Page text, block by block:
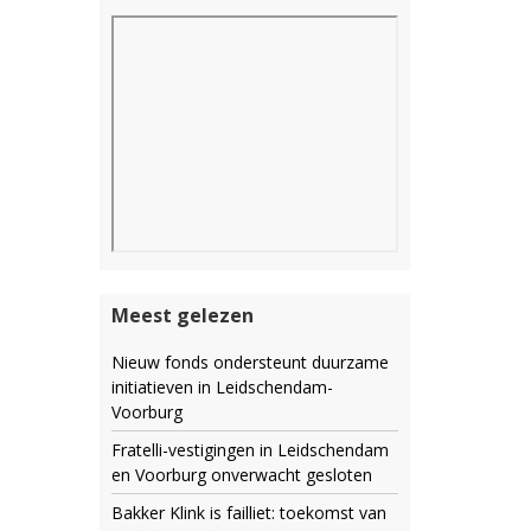
Meest gelezen
Nieuw fonds ondersteunt duurzame
initiatieven in Leidschendam-
Voorburg
Fratelli-vestigingen in Leidschendam
en Voorburg onverwacht gesloten
Bakker Klink is failliet: toekomst van